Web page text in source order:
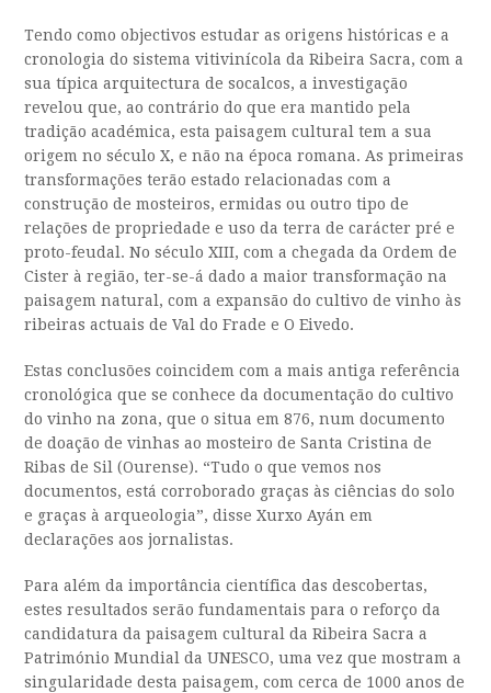
Tendo como objectivos estudar as origens históricas e a
cronologia do sistema vitivinícola da Ribeira Sacra, com a
sua típica arquitectura de socalcos, a investigação
revelou que, ao contrário do que era mantido pela
tradição académica, esta paisagem cultural tem a sua
origem no século X, e não na época romana. As primeiras
transformações terão estado relacionadas com a
construção de mosteiros, ermidas ou outro tipo de
relações de propriedade e uso da terra de carácter pré e
proto-feudal. No século XIII, com a chegada da Ordem de
Cister à região, ter-se-á dado a maior transformação na
paisagem natural, com a expansão do cultivo de vinho às
ribeiras actuais de Val do Frade e O Eivedo.
Estas conclusões coincidem com a mais antiga referência
cronológica que se conhece da documentação do cultivo
do vinho na zona, que o situa em 876, num documento
de doação de vinhas ao mosteiro de Santa Cristina de
Ribas de Sil (Ourense). “Tudo o que vemos nos
documentos, está corroborado graças às ciências do solo
e graças à arqueologia”, disse Xurxo Ayán em
declarações aos jornalistas.
Para além da importância científica das descobertas,
estes resultados serão fundamentais para o reforço da
candidatura da paisagem cultural da Ribeira Sacra a
Património Mundial da UNESCO, uma vez que mostram a
singularidade desta paisagem, com cerca de 1000 anos de